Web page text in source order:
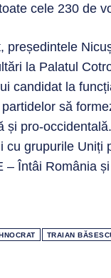
cele 230 de
președintele
la Palatul
candidat la
să
și pro-
cu grupurile Uniți
– Întâi România
TRAIAN